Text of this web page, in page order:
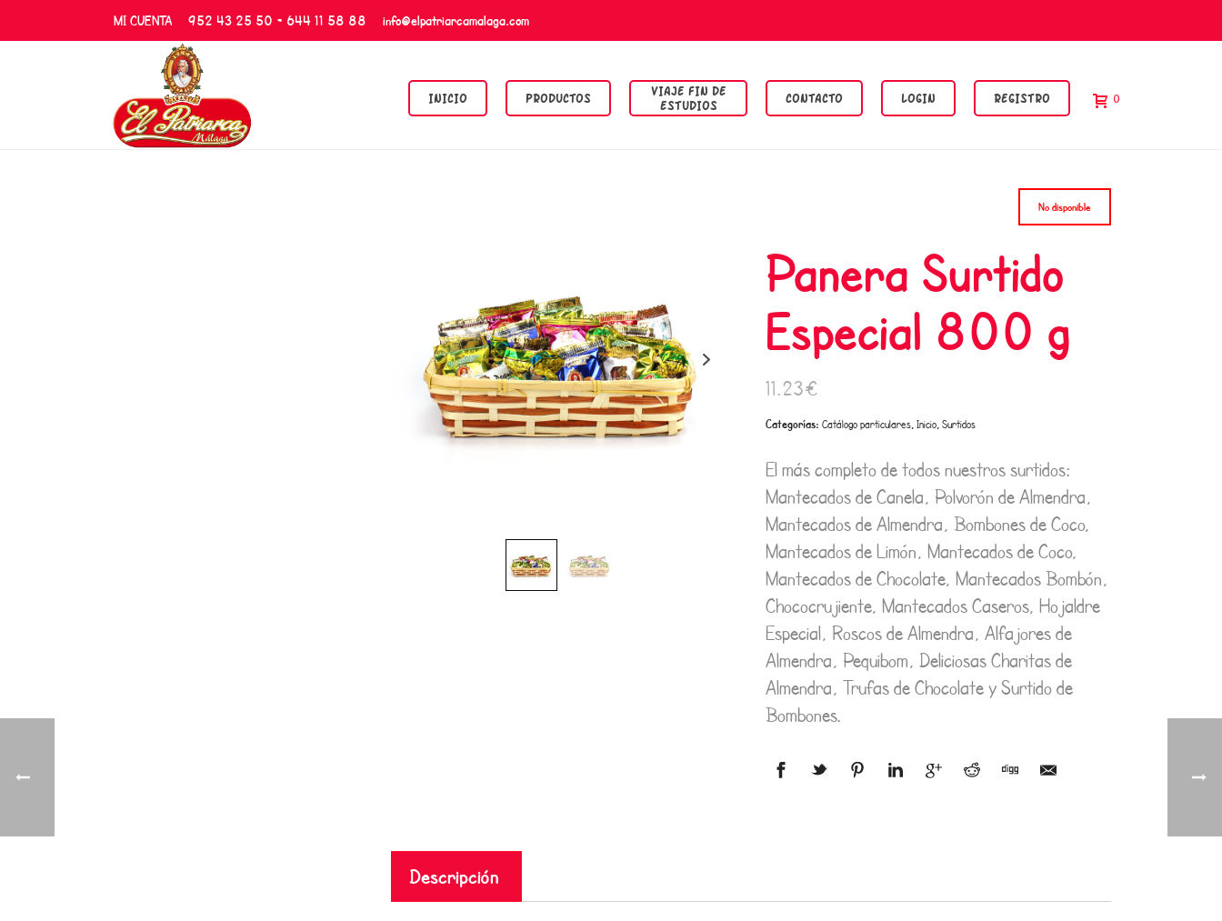
MI CUENTA 952 43 25 50 - 644 11 58 88 info@elpatriarcamalaga.com
INICIO PRODUCTOS
VIAJE FIN DE
ESTUDIOS
CONTACTO LOGIN REGISTRO 0
No disponible
Panera Surtido
Especial 800 g
11.23€
Categorías: Catálogo particulares, Inicio, Surtidos
El más completo de todos nuestros surtidos:
Mantecados de Canela, Polvorón de Almendra,
Mantecados de Almendra, Bombones de Coco,
Mantecados de Limón, Mantecados de Coco,
Mantecados de Chocolate, Mantecados Bombón,
Chococrujiente, Mantecados Caseros, Hojaldre
Especial, Roscos de Almendra, Alfajores de
Almendra, Pequibom, Deliciosas Charitas de
Almendra, Trufas de Chocolate y Surtido de
Bombones.
Descripción